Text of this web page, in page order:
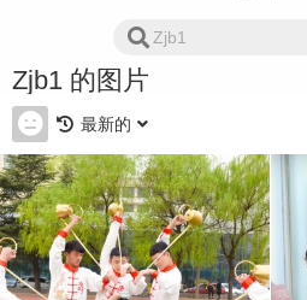
Zjb1 的图片
最新的